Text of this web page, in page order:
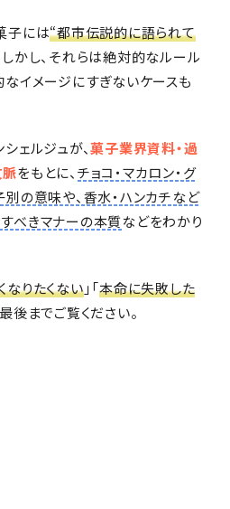
子には“都市伝説的に語られて
しかし、それらは絶対的なルール
なイメージにすぎないケースも
ェルジュが、菓子業界資料・過
をもとに、 チョコ・マカロン・グ
別の意味や、香水・ハンカチなど
べきマナーの本質などをわかり
なりたくない」「本命に失敗した
後までご覧ください。